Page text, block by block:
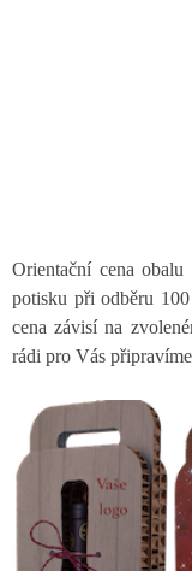
Orientační cena
potisku při odběru
cena závisí na
rádi pro Vás